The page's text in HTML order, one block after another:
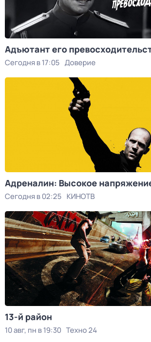
Адъютант его
Сегодня в 17:05 Доверие
Адреналин: Высокое
Сегодня в 02:25 КИНОТВ
13-й район
10 авг, пн в 19:30 Техно 24